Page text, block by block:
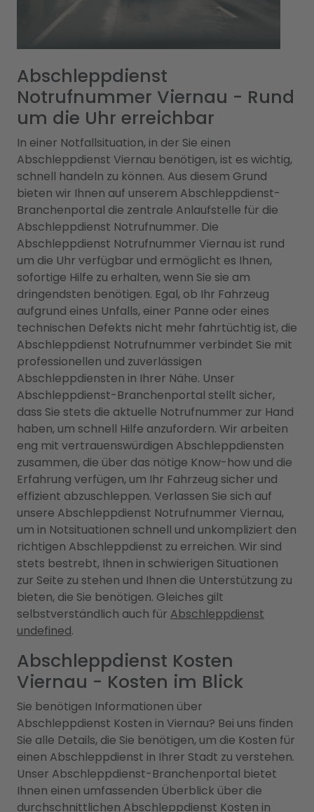
Abschleppdienst
Notrufnummer Viernau - Rund
um die Uhr erreichbar
In einer Notfallsituation, in der Sie einen
Abschleppdienst Viernau benötigen, ist es wichtig,
schnell handeln zu können. Aus diesem Grund
bieten wir Ihnen auf unserem Abschleppdienst-
Branchenportal die zentrale Anlaufstelle für die
Abschleppdienst Notrufnummer. Die
Abschleppdienst Notrufnummer Viernau ist rund
um die Uhr verfügbar und ermöglicht es Ihnen,
sofortige Hilfe zu erhalten, wenn Sie sie am
dringendsten benötigen. Egal, ob Ihr Fahrzeug
aufgrund eines Unfalls, einer Panne oder eines
technischen Defekts nicht mehr fahrtüchtig ist, die
Abschleppdienst Notrufnummer verbindet Sie mit
professionellen und zuverlässigen
Abschleppdiensten in Ihrer Nähe. Unser
Abschleppdienst-Branchenportal stellt sicher,
dass Sie stets die aktuelle Notrufnummer zur Hand
haben, um schnell Hilfe anzufordern. Wir arbeiten
eng mit vertrauenswürdigen Abschleppdiensten
zusammen, die über das nötige Know-how und die
Erfahrung verfügen, um Ihr Fahrzeug sicher und
effizient abzuschleppen. Verlassen Sie sich auf
unsere Abschleppdienst Notrufnummer Viernau,
um in Notsituationen schnell und unkompliziert den
richtigen Abschleppdienst zu erreichen. Wir sind
stets bestrebt, Ihnen in schwierigen Situationen
zur Seite zu stehen und Ihnen die Unterstützung zu
bieten, die Sie benötigen. Gleiches gilt
selbstverständlich auch für Abschleppdienst
undefined.
Abschleppdienst Kosten
Viernau - Kosten im Blick
Sie benötigen Informationen über
Abschleppdienst Kosten in Viernau? Bei uns finden
Sie alle Details, die Sie benötigen, um die Kosten für
einen Abschleppdienst in Ihrer Stadt zu verstehen.
Unser Abschleppdienst-Branchenportal bietet
Ihnen einen umfassenden Überblick über die
durchschnittlichen Abschleppdienst Kosten in